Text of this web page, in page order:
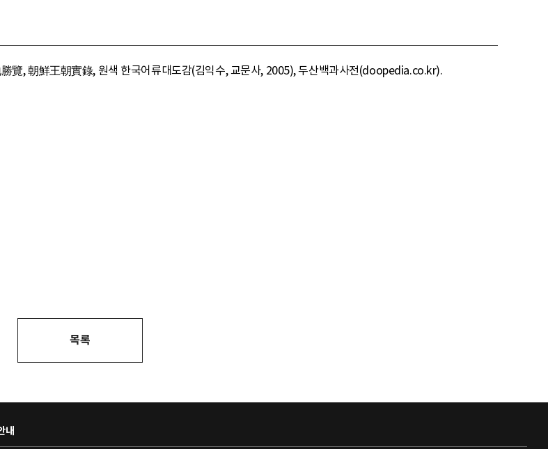
, 朝鮮王朝實錄, 원색 한국어류대도감(김익수, 교문사, 2005), 두산백과사전(doopedia.co.kr).
목록
내